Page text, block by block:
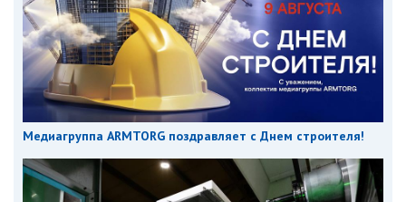
Медиагруппа ARMTORG поздравляет с Днем строителя!